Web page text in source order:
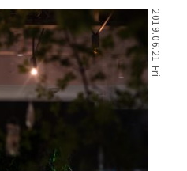
2019.06.21 Fri.